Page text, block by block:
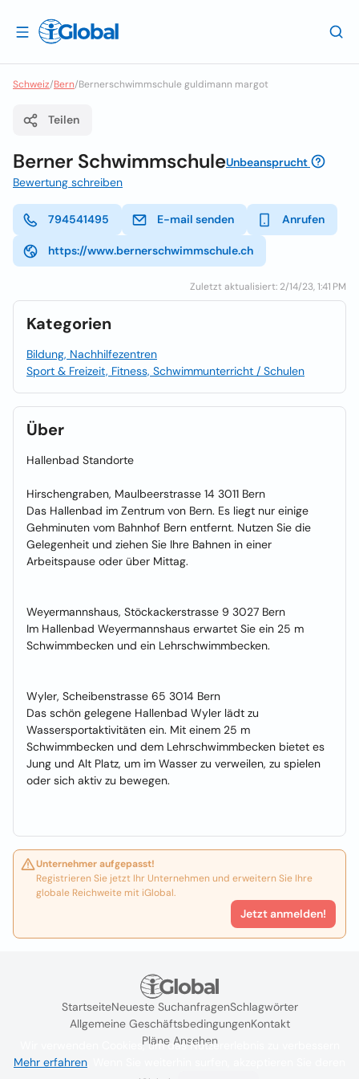
Schweiz/Bern/Bernerschwimmschule guldimann margot
Teilen
Berner SchwimmschuleUnbeansprucht
Bewertung schreiben
794541495 E-mail senden Anrufen
https://www.bernerschwimmschule.ch
Zuletzt aktualisiert: 2/14/23, 1:41 PM
Kategorien
Bildung, Nachhilfezentren
Sport & Freizeit, Fitness, Schwimmunterricht / Schulen
Über
Hallenbad Standorte
Hirschengraben, Maulbeerstrasse 14 3011 Bern
Das Hallenbad im Zentrum von Bern. Es liegt nur einige
Gehminuten vom Bahnhof Bern entfernt. Nutzen Sie die
Gelegenheit und ziehen Sie Ihre Bahnen in einer
Arbeitspause oder über Mittag.
Weyermannshaus, Stöckackerstrasse 9 3027 Bern
Im Hallenbad Weyermannshaus erwartet Sie ein 25 m
Schwimmbecken und ein Lehrschwimmbecken.
Wyler, Scheibenstrasse 65 3014 Bern
Das schön gelegene Hallenbad Wyler lädt zu
Wassersportaktivitäten ein. Mit einem 25 m
Schwimmbecken und dem Lehrschwimmbecken bietet es
Jung und Alt Platz, um im Wasser zu verweilen, zu spielen
oder sich aktiv zu bewegen.
Unternehmer aufgepasst!
Registrieren Sie jetzt Ihr Unternehmen und erweitern Sie Ihre
globale Reichweite mit iGlobal.
Jetzt anmelden!
StartseiteNeueste SuchanfragenSchlagwörter
Allgemeine GeschäftsbedingungenKontakt
Pläne Ansehen
Wir verwenden Cookies, um das Nutzererlebnis zu verbessern
Mehr erfahren